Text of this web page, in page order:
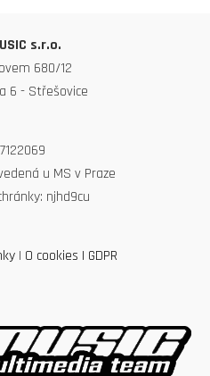
s.r.o.
680/12
6 - Střešovice
u MS v Praze
njhd9cu
| O cookies | GDPR